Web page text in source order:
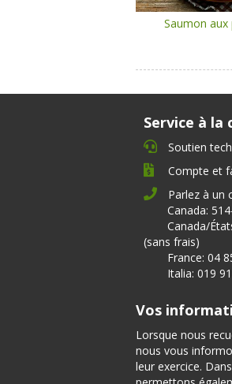
Saumon aux
Service à la
Soutien
Compte et
Parlez à un
Canada:
Canada/
(sans frais)
France: 04
Italia: 019
Vos
Lorsque nous
nous vous
leur exercice.